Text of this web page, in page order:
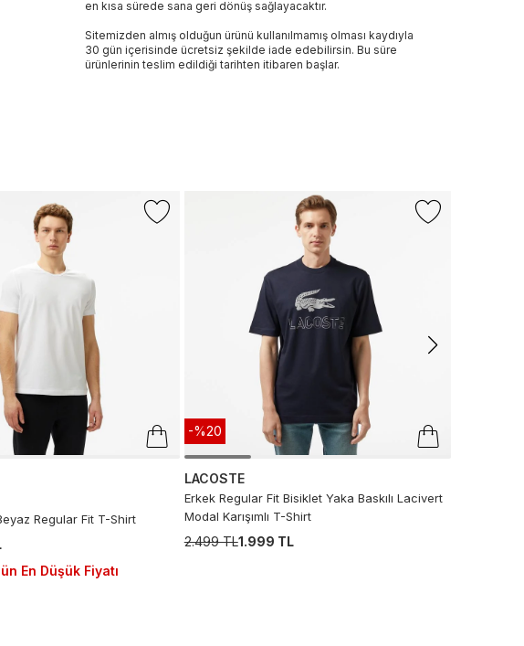
en kısa sürede sana geri dönüş sağlayacaktır.
Sitemizden almış olduğun ürünü kullanılmamış olması kaydıyla
30 gün içerisinde ücretsiz şekilde iade edebilirsin. Bu süre
ürünlerinin teslim edildiği tarihten itibaren başlar.
Regular Fit T-Shirt
En Düşük Fiyatı
-%20
LACOSTE
Erkek Regular Fit Bisiklet Yaka Baskılı Lacivert
Modal Karışımlı T-Shirt
2.499 TL1.999 TL